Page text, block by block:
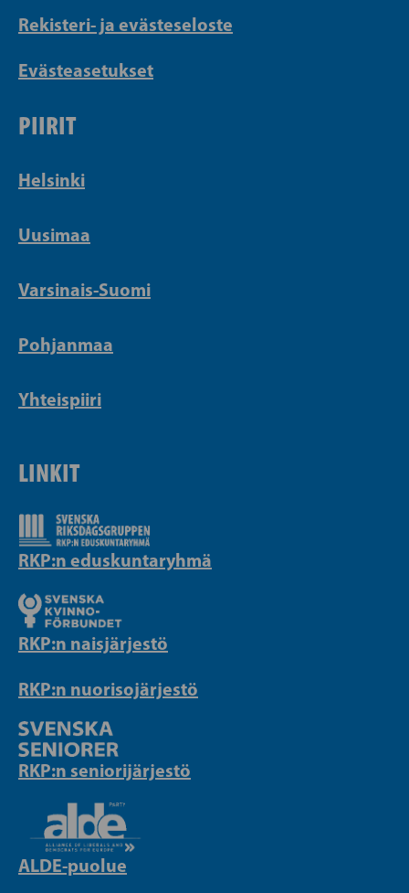
Rekisteri- ja evästeseloste
Evästeasetukset
PIIRIT
Helsinki
Uusimaa
Varsinais-Suomi
Pohjanmaa
Yhteispiiri
LINKIT
RKP:n eduskuntaryhmä
RKP:n naisjärjestö
RKP:n nuorisojärjestö
RKP:n seniorijärjestö
ALDE-puolue